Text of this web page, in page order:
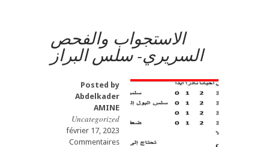
rectale
قياس
الضغط
-
7
a
الشرجي
الاستجواب والفحص
السريري- سلس البراز
Posted by
Abdelkader
AMINE
Uncategorized
février 17, 2023
Commentaires